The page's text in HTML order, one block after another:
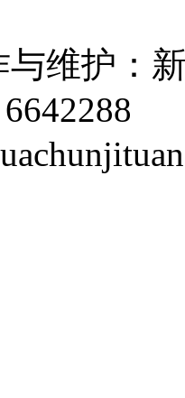
与维护：